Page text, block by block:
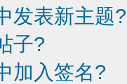
发表新主题?
子?
加入签名?